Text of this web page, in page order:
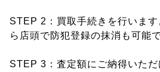
STEP 2：買取手続きを行いま
ら店頭で防犯登録の抹消も可能
STEP 3：査定額にご納得いた